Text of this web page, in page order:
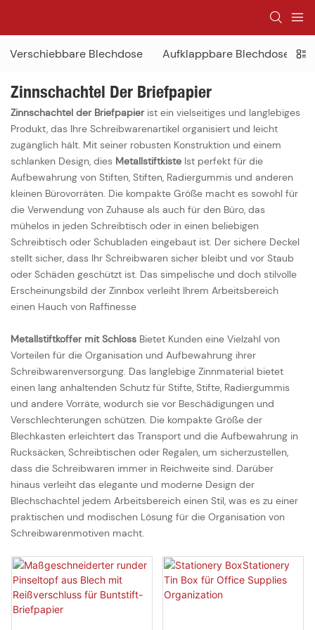
Verschiebbare Blechdose Aufklappbare Blechdose
Zinnschachtel Der Briefpapier
Zinnschachtel der Briefpapier ist ein vielseitiges und langlebiges
Produkt, das Ihre Schreibwarenartikel organisiert und leicht
zugänglich hält. Mit seiner robusten Konstruktion und einem
schlanken Design, dies Metallstiftkiste Ist perfekt für die
Aufbewahrung von Stiften, Stiften, Radiergummis und anderen
kleinen Bürovorräten. Die kompakte Größe macht es sowohl für
die Verwendung von Zuhause als auch für den Büro, das
mühelos in jeden Schreibtisch oder in einen beliebigen
Schreibtisch oder Schubladen eingebaut ist. Der sichere Deckel
stellt sicher, dass Ihr Schreibwaren sicher bleibt und vor Staub
oder Schäden geschützt ist. Das simpelische und doch stilvolle
Erscheinungsbild der Zinnbox verleiht Ihrem Arbeitsbereich
einen Hauch von Raffinesse
Metallstiftkoffer mit Schloss Bietet Kunden eine Vielzahl von
Vorteilen für die Organisation und Aufbewahrung ihrer
Schreibwarenversorgung. Das langlebige Zinnmaterial bietet
einen lang anhaltenden Schutz für Stifte, Stifte, Radiergummis
und andere Vorräte, wodurch sie vor Beschädigungen und
Verschlechterungen schützen. Die kompakte Größe der
Blechkasten erleichtert das Transport und die Aufbewahrung in
Rucksäcken, Schreibtischen oder Regalen, um sicherzustellen,
dass die Schreibwaren immer in Reichweite sind. Darüber
hinaus verleiht das elegante und moderne Design der
Blechschachtel jedem Arbeitsbereich einen Stil, was es zu einer
praktischen und modischen Lösung für die Organisation von
Schreibwarenmotiven macht.